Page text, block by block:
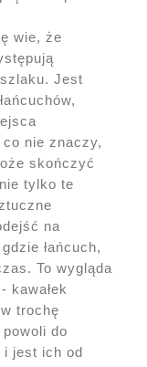
wie, że
Jest
nie znaczy,
skończyć
tylko te
na
łańcuch,
To wygląda
kawałek
trochę
do
i jest ich od